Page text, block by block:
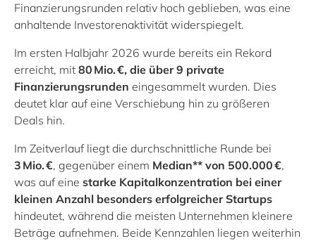
Finanzierungsrunden relativ hoch geblieben, was eine
anhaltende Investorenaktivität widerspiegelt.
Im ersten Halbjahr 2026 wurde bereits ein Rekord
erreicht, mit 80 Mio. €, die über 9 private
Finanzierungsrunden eingesammelt wurden. Dies
deutet klar auf eine Verschiebung hin zu größeren
Deals hin.
Im Zeitverlauf liegt die durchschnittliche Runde bei
3 Mio. €, gegenüber einem Median** von 500.000 €,
was auf eine starke Kapital­konzentration bei einer
kleinen Anzahl besonders erfolgreicher Startups
hindeutet, während die meisten Unternehmen kleinere
Beträge aufnehmen. Beide Kennzahlen liegen weiterhin